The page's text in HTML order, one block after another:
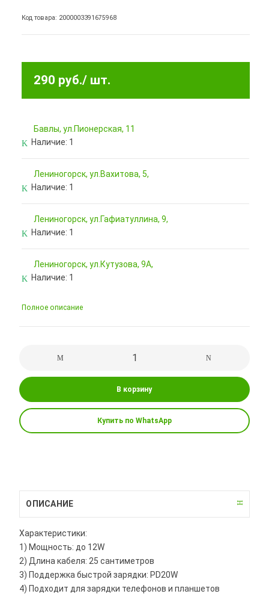
Код товара: 2000003391675968
290 руб./ шт.
Бавлы, ул.Пионерская, 11
Наличие: 1
Лениногорск, ул.Вахитова, 5,
Наличие: 1
Лениногорск, ул.Гафиатуллина, 9,
Наличие: 1
Лениногорск, ул.Кутузова, 9А,
Наличие: 1
Полное описание
В корзину
Купить по WhatsApp
ОПИСАНИЕ
Характеристики:
1) Мощность: до 12W
2) Длина кабеля: 25 сантиметров
3) Поддержка быстрой зарядки: PD20W
4) Подходит для зарядки телефонов и планшетов